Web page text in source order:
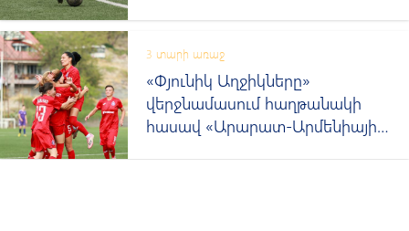
3 տարի առաջ
«Փյունիկ Աղջիկները»
վերջնամասում հաղթանակի
հասավ «Արարատ-Արմենիայի»